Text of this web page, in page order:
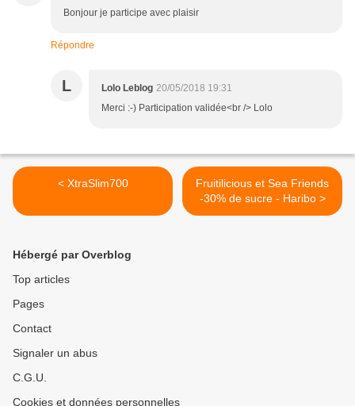
Bonjour je participe avec plaisir
Répondre
L Lolo Leblog 20/05/2018 19:31
Merci :-) Participation validée<br /> Lolo
< XtraSlim700
Fruitilicious et Sea Friends
-30% de sucre - Haribo >
Hébergé par Overblog
Top articles
Pages
Contact
Signaler un abus
C.G.U.
Cookies et données personnelles